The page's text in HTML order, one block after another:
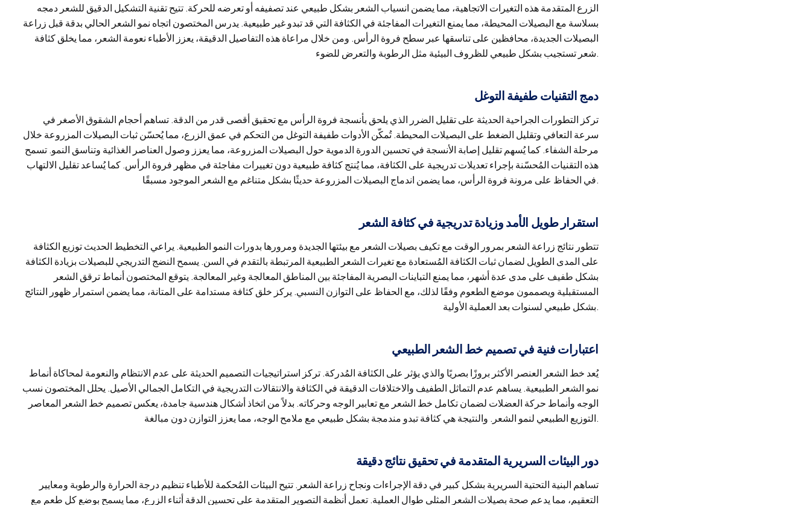
الزرع المتقدمة هذه التغيرات الاتجاهية، مما يضمن انسياب الشعر بشكل طبيعي عند تصفيفه أو تعرضه للحركة. تتيح تقنية التشكيل الدقيق للشعر دمجه
بسلاسة مع البصيلات المحيطة، مما يمنع التغيرات المفاجئة في الكثافة التي قد تبدو غير طبيعية. يدرس المختصون اتجاه نمو الشعر الحالي بدقة قبل زراعة
البصيلات الجديدة، محافظين على تناسقها عبر سطح فروة الرأس. ومن خلال مراعاة هذه التفاصيل الدقيقة، يعزز الأطباء نعومة الشعر، مما يخلق كثافة
شعر تستجيب بشكل طبيعي للظروف البيئية مثل الرطوبة والتعرض للضوء.
دمج التقنيات طفيفة التوغل
تركز التطورات الجراحية الحديثة على تقليل الضرر الذي يلحق بأنسجة فروة الرأس مع تحقيق أقصى قدر من الدقة. تساهم أحجام الشقوق الأصغر في
سرعة التعافي وتقليل الضغط على البصيلات المحيطة. تُمكّن الأدوات طفيفة التوغل من التحكم في عمق الزرع، مما يُحسّن ثبات البصيلات المزروعة خلال
مرحلة الشفاء. كما يُسهم تقليل إصابة الأنسجة في تحسين الدورة الدموية حول البصيلات المزروعة، مما يعزز وصول العناصر الغذائية وتناسق النمو. تسمح
هذه التقنيات المُحسّنة بإجراء تعديلات تدريجية على الكثافة، مما يُنتج كثافة طبيعية دون تغييرات مفاجئة في مظهر فروة الرأس. كما يُساعد تقليل الالتهاب
في الحفاظ على مرونة فروة الرأس، مما يضمن اندماج البصيلات المزروعة حديثًا بشكل متناغم مع الشعر الموجود مسبقًا.
استقرار طويل الأمد وزيادة تدريجية في كثافة الشعر
تتطور نتائج زراعة الشعر بمرور الوقت مع تكيف بصيلات الشعر مع بيئتها الجديدة ومرورها بدورات النمو الطبيعية. يراعي التخطيط الحديث توزيع الكثافة
على المدى الطويل لضمان ثبات الكثافة المُستعادة مع تغيرات الشعر الطبيعية المرتبطة بالتقدم في السن. يسمح النضج التدريجي للبصيلات بزيادة الكثافة
بشكل طفيف على مدى عدة أشهر، مما يمنع التباينات البصرية المفاجئة بين المناطق المعالجة وغير المعالجة. يتوقع المختصون أنماط ترقق الشعر
المستقبلية ويصممون موضع الطعوم وفقًا لذلك، مع الحفاظ على التوازن النسبي. يركز خلق كثافة مستدامة على المتانة، مما يضمن استمرار ظهور النتائج
بشكل طبيعي لسنوات بعد العملية الأولية.
اعتبارات فنية في تصميم خط الشعر الطبيعي
يُعد خط الشعر العنصر الأكثر بروزًا بصريًا والذي يؤثر على الكثافة المُدركة. تركز استراتيجيات التصميم الحديثة على عدم الانتظام والنعومة لمحاكاة أنماط
نمو الشعر الطبيعية. يساهم عدم التماثل الطفيف والاختلافات الدقيقة في الكثافة والانتقالات التدريجية في التكامل الجمالي الأصيل. يحلل المختصون نسب
الوجه وأنماط حركة العضلات لضمان تكامل خط الشعر مع تعابير الوجه وحركاته. بدلاً من اتخاذ أشكال هندسية جامدة، يعكس تصميم خط الشعر المعاصر
التوزيع الطبيعي لنمو الشعر. والنتيجة هي كثافة تبدو مندمجة بشكل طبيعي مع ملامح الوجه، مما يعزز التوازن دون مبالغة.
دور البيئات السريرية المتقدمة في تحقيق نتائج دقيقة
تساهم البنية التحتية السريرية بشكل كبير في دقة الإجراءات ونجاح زراعة الشعر. تتيح البيئات المُحكمة للأطباء تنظيم درجة الحرارة والرطوبة ومعايير
التعقيم، مما يدعم صحة بصيلات الشعر المثلى طوال العملية. تعمل أنظمة التصوير المتقدمة على تحسين الدقة أثناء الزرع، مما يسمح بوضع كل طعم مع